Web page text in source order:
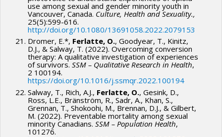
use among sexual and gender minority youth in
Vancouver, Canada. Culture, Health and Sexuality.,
25(5):599-616.
http://doi.org/10.1080/13691058.2022.2079153
Dromer, E.*, Ferlatte, O., Goodyear, T., Kinitz,
D.J., & Salway, T. (2022). Overcoming conversion
therapy: A qualitative investigation of experiences
of survivors. SSM – Qualitative Research in Health,
2 100194.
https://doi.org/10.1016/j.ssmqr.2022.100194
Salway, T., Rich, A.J., Ferlatte, O., Gesink, D.,
Ross, L.E., Bränström, R., Sadr, A., Khan, S.,
Grennan, T., Shokoohi, M., Brennan, D.J., & Gilbert,
M. (2022). Preventable mortality among sexual
minority Canadians. SSM – Population Health,
101276.